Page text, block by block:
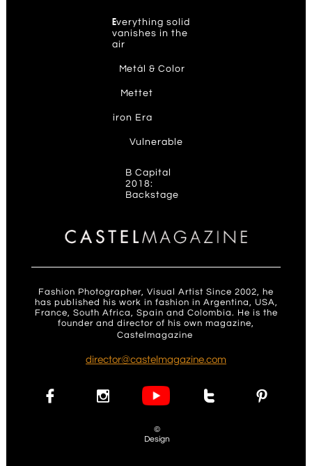
Everything solid
vanishes in the
air
Metál & Color
Mettet
iron Era
Vulnerable
B Capital
2018:
Backstage
Fashion Photographer, Visual Artist Since 2002, he
has published his work in fashion in Argentina, USA,
France, South Africa, Spain and Colombia. He is the
founder and director of his own magazine,
Castelmagazine
d irector@castelmagazine.com
   
©
Design